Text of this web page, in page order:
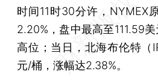
时间11时30分许，NYMEX
2.20%，盘中最高至111.59
高位；当日，北海布伦特（
元/桶，涨幅达2.38%。